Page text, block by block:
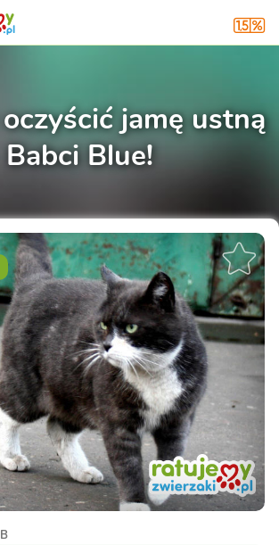
jamę ustną
Babci Blue!